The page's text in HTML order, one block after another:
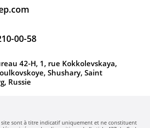
00-58
42-H, 1, rue Kokkolevskaya,
Shushary, Saint
Russie
sont à titre indicatif uniquement et ne constituent